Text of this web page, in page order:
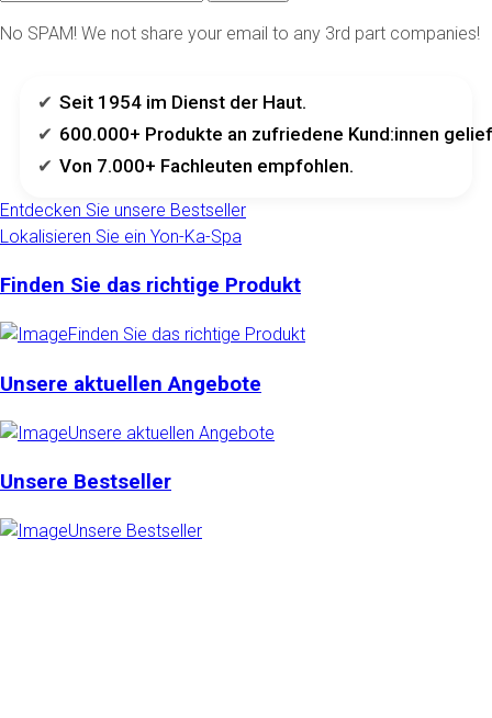
No SPAM! We not share your email to any 3rd part companies!
Seit 1954 im Dienst der Haut.
600.000+ Produkte an zufriedene Kund:innen
Von 7.000+ Fachleuten empfohlen.
Entdecken Sie unsere Bestseller
Lokalisieren Sie ein Yon-Ka-Spa
Finden Sie das richtige Produkt
Unsere aktuellen Angebote
Unsere Bestseller